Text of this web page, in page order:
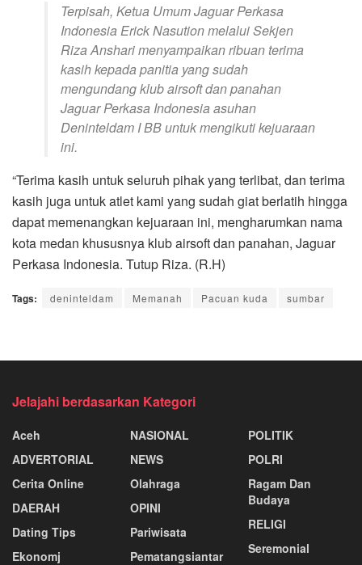
Terpisah, Ketua Umum Jaguar Perkasa
Indonesia Erick Nasution melalui Sekjen
Riza Anshari menyampaikan ribuan terima
kasih kepada panitia yang sudah
mengundang klub airsoft dan panahan
Jaguar Perkasa Indonesia asuhan
Deninteldam I BB untuk mengikuti kejuaraan
ini.
“Terima kasih untuk seluruh pihak yang terlibat, dan terima
kasih juga untuk atlet kami yang sudah giat berlatih hingga
dapat memenangkan kejuaraan ini, mengharumkan nama
kota medan khususnya klub airsoft dan panahan, Jaguar
Perkasa Indonesia. Tutup Riza. (R.H)
Tags: deninteldam Memanah Pacuan kuda sumbar
Jelajahi berdasarkan Kategori
Aceh
ADVERTORIAL
Cerita Online
DAERAH
Dating Tips
Ekonomj
NASIONAL
NEWS
Olahraga
OPINI
Pariwisata
Pematangsiantar
POLITIK
POLRI
Ragam Dan
Budaya
RELIGI
Seremonial